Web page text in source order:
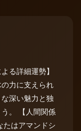
る詳細運勢】
力に支えられ
深い魅力と独
。 【人間関係
たはアマンドシ